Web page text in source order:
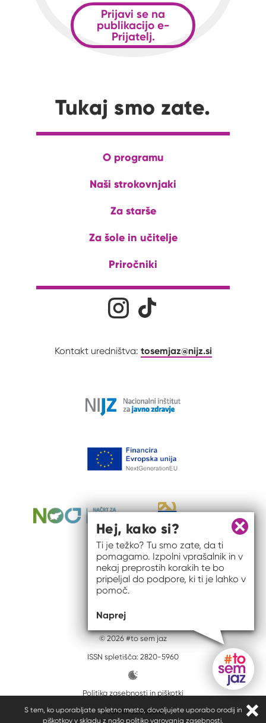
S tem, ko uporabljate spletno mesto, dovoljujete uporabo orodij in
piškotkov v skladu z našo politiko varovanja zasebnosti.
Prijavi se na
publikacijo e-
Prijatelj.
Tukaj smo zate.
O programu
Naši strokovnjaki
Za starše
Za šole in učitelje
Priročniki
Družabna omrežja
Kontakt uredništva: tosemjaz@nijz.si
© 2026 #to sem jaz
ISSN spletišča: 2820-5960
Politika zasebnosti in piškotki
Pravno obvestilo
Gumb
Zapri
Hej, kako si?
Ti je težko? Tu smo zate, da ti
pomagamo. Izpolni vprašalnik in v
nekaj preprostih korakih te bo
pripeljal do podpore, ki ti je lahko v
pomoč.
Naprej